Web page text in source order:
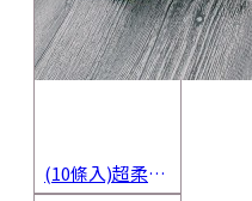
(10條入)超柔軟抹布 不沾油洗碗巾 多用途擦拭布